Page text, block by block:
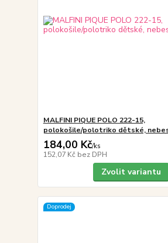
MALFINI PIQUE POLO 222-15,
polokošile/polotriko dětské,
184,00 Kč/ks
152,07 Kč bez DPH
Zvolit variantu
Doprodej